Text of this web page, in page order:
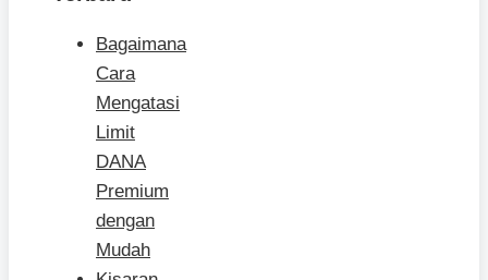
Bagaimana
Cara
Mengatasi
Limit
DANA
Premium
dengan
Mudah